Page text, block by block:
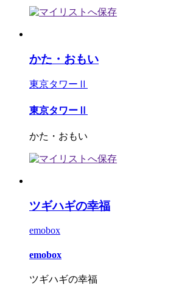
かた・おもい
東京タワーⅡ
東京タワーⅡ
かた・おもい
ツギハギの幸福
emobox
emobox
ツギハギの幸福